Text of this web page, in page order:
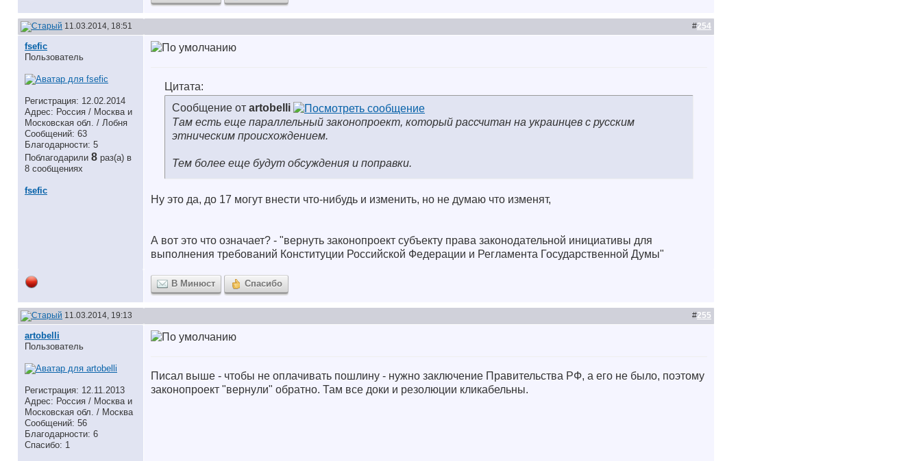
11.03.2014, 18:51 #254
fsefic
Пользователь
Регистрация: 12.02.2014
Адрес: Россия / Москва и
Московская обл. / Лобня
Сообщений: 63
Благодарности: 5
Поблагодарили 8 раз(а) в
8 сообщениях
fsefic
Цитата:
Сообщение от artobelli
Там есть еще параллельный законопроект, который рассчитан на украинцев с русским
этническим происхождением.
Тем более еще будут обсуждения и поправки.
Ну это да, до 17 могут внести что-нибудь и изменить, но не думаю что изменят,
А вот это что означает? - "вернуть законопроект субъекту права законодательной инициативы для
выполнения требований Конституции Российской Федерации и Регламента Государственной Думы"
В Минюст Спасибо
11.03.2014, 19:13 #255
artobelli
Пользователь
Регистрация: 12.11.2013
Адрес: Россия / Москва и
Московская обл. / Москва
Сообщений: 56
Благодарности: 6
Спасибо: 1
Писал выше - чтобы не оплачивать пошлину - нужно заключение Правительства РФ, а его не было, поэтому
законопроект "вернули" обратно. Там все доки и резолюции кликабельны.